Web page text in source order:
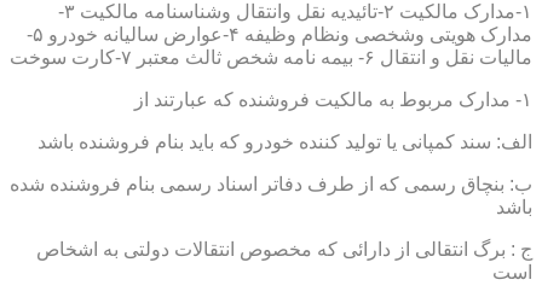
۱-مدارک مالکیت ۲-تائیدیه نقل وانتقال وشناسنامه مالکیت ۳-
مدارک هویتی وشخصی ونظام وظیفه ۴-عوارض سالیانه خودرو ۵-
مالیات نقل و انتقال ۶- بیمه نامه شخص ثالث معتبر ۷-کارت سوخت
۱- مدارک مربوط به مالکیت فروشنده که عبارتند از
الف: سند کمپانی یا تولید کننده خودرو که باید بنام فروشنده باشد
ب: بنچاق رسمی که از طرف دفاتر اسناد رسمی بنام فروشنده شده
باشد
ج : برگ انتقالی از دارائی که مخصوص انتقالات دولتی به اشخاص
است